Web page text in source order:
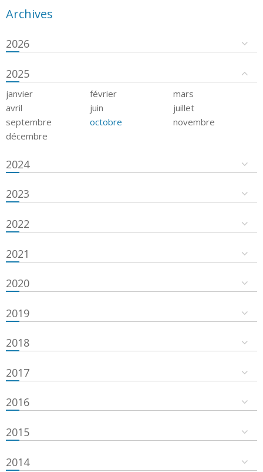
Archives
2026
2025
janvier février
mars
avril
juin
juillet
septembre
octobre
novembre
décembre
2024
2023
2022
2021
2020
2019
2018
2017
2016
2015
2014